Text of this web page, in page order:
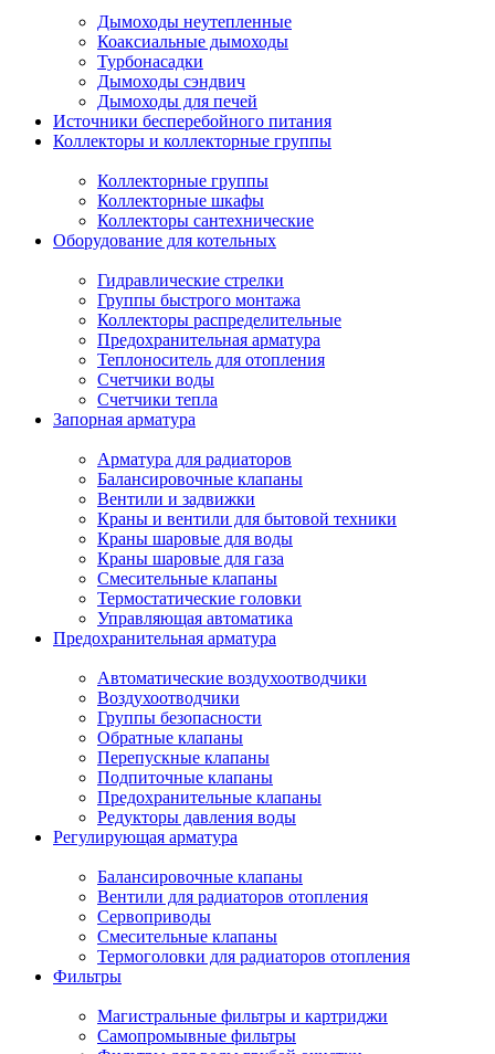
Дымоходы неутепленные
Коаксиальные дымоходы
Турбонасадки
Дымоходы сэндвич
Дымоходы для печей
Источники бесперебойного питания
Коллекторы и коллекторные группы
Коллекторные группы
Коллекторные шкафы
Коллекторы сантехнические
Оборудование для котельных
Гидравлические стрелки
Группы быстрого монтажа
Коллекторы распределительные
Предохранительная арматура
Теплоноситель для отопления
Счетчики воды
Счетчики тепла
Запорная арматура
Арматура для радиаторов
Балансировочные клапаны
Вентили и задвижки
Краны и вентили для бытовой техники
Краны шаровые для воды
Краны шаровые для газа
Смесительные клапаны
Термостатические головки
Управляющая автоматика
Предохранительная арматура
Автоматические воздухоотводчики
Воздухоотводчики
Группы безопасности
Обратные клапаны
Перепускные клапаны
Подпиточные клапаны
Предохранительные клапаны
Редукторы давления воды
Регулирующая арматура
Балансировочные клапаны
Вентили для радиаторов отопления
Сервоприводы
Смесительные клапаны
Термоголовки для радиаторов отопления
Фильтры
Магистральные фильтры и картриджи
Самопромывные фильтры